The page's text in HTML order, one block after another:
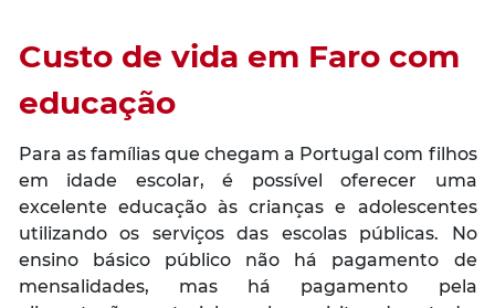
Custo de vida em Faro com
educação
Para as famílias que chegam a Portugal com filhos
em idade escolar, é possível oferecer uma
excelente educação às crianças e adolescentes
utilizando os serviços das escolas públicas. No
ensino básico público não há pagamento de
mensalidades, mas há pagamento pela